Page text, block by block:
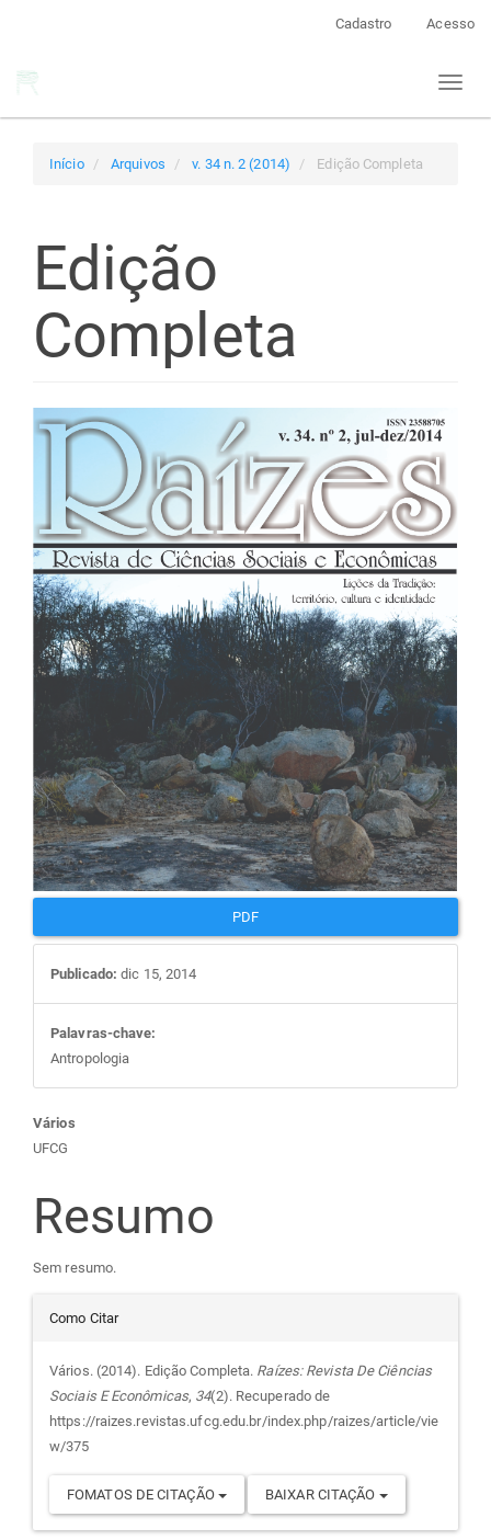
Cadastro Acesso
Toggle
Início Arquivos v. 34 n. 2 (2014) Edição Completa
Edição
Completa
Barra
lateral
de
artigos
PDF
Publicado: dic 15, 2014
Palavras-chave:
Antropologia
Conteúdo
do
artigo
principal
Vários
UFCG
Resumo
Sem resumo.
Detalhes
do
artigo
Como Citar
Vários. (2014). Edição Completa. Raízes: Revista De Ciências
Sociais E Econômicas, 34(2). Recuperado de
https://raizes.revistas.ufcg.edu.br/index.php/raizes/article/vie
w/375
FOMATOS DE CITAÇÃO BAIXAR CITAÇÃO